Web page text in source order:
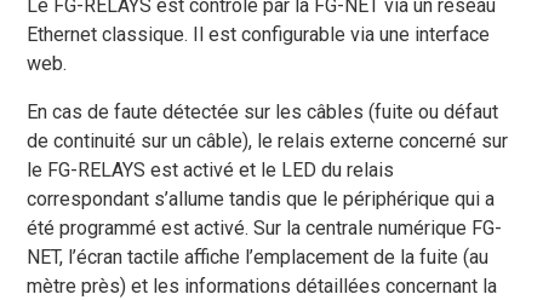
Le FG-RELAYS est contrôlé par la FG-NET via un réseau
Ethernet classique. Il est configurable via une interface
web.
En cas de faute détectée sur les câbles (fuite ou défaut
de continuité sur un câble), le relais externe concerné sur
le FG-RELAYS est activé et le LED du relais
correspondant s’allume tandis que le périphérique qui a
été programmé est activé. Sur la centrale numérique FG-
NET, l’écran tactile affiche l’emplacement de la fuite (au
mètre près) et les informations détaillées concernant la